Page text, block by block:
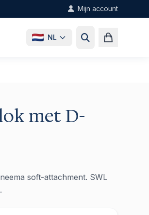
Mijn account
NL
met D-
soft-attachment. SWL